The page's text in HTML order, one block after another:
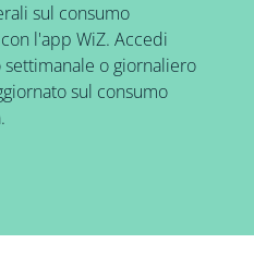
sul consumo
l'app WiZ. Accedi
o giornaliero
sul consumo